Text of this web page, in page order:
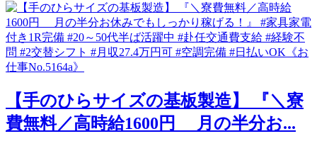
【手のひらサイズの基板製造】 『＼寮
費無料／高時給1600円 月の半分お...